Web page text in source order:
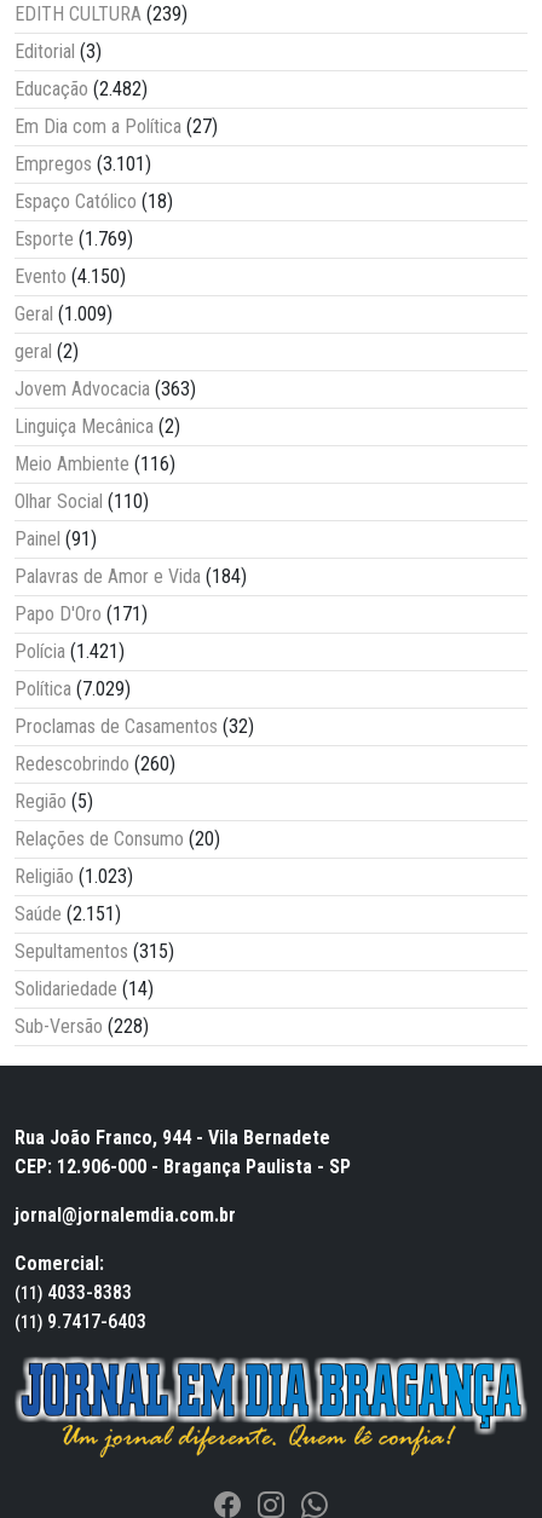
EDITH CULTURA (239)
Editorial (3)
Educação (2.482)
Em Dia com a Política (27)
Empregos (3.101)
Espaço Católico (18)
Esporte (1.769)
Evento (4.150)
Geral (1.009)
geral (2)
Jovem Advocacia (363)
Linguiça Mecânica (2)
Meio Ambiente (116)
Olhar Social (110)
Painel (91)
Palavras de Amor e Vida (184)
Papo D'Oro (171)
Polícia (1.421)
Política (7.029)
Proclamas de Casamentos (32)
Redescobrindo (260)
Região (5)
Relações de Consumo (20)
Religião (1.023)
Saúde (2.151)
Sepultamentos (315)
Solidariedade (14)
Sub-Versão (228)
Rua João Franco, 944 - Vila Bernadete
CEP: 12.906-000 - Bragança Paulista - SP
jornal@jornalemdia.com.br
Comercial:
(11) 4033-8383
(11) 9.7417-6403